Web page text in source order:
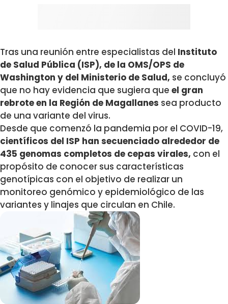
Tras una reunión entre especialistas del Instituto
de Salud Pública (ISP), de la OMS/OPS de
Washington y del Ministerio de Salud, se concluyó
que no hay evidencia que sugiera que el gran
rebrote en la Región de Magallanes sea producto
de una variante del virus.
Desde que comenzó la pandemia por el COVID-19,
científicos del ISP han secuenciado alrededor de
435 genomas completos de cepas virales, con el
propósito de conocer sus características
genotípicas con el objetivo de realizar un
monitoreo genómico y epidemiológico de las
variantes y linajes que circulan en Chile.